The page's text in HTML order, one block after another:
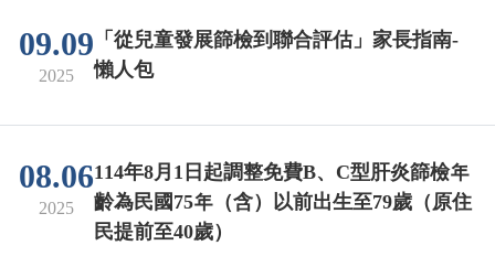
09.09
2025
「從兒童發展篩檢到聯合評估」家長指南-
懶人包
08.06
2025
114年8月1日起調整免費B、C型肝炎篩檢年
齡為民國75年（含）以前出生至79歲（原住
民提前至40歲）